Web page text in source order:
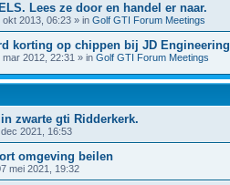
Lees ze door en handel er naar.
okt 2013, 06:23 » in Golf GTI Forum Meetings
korting op chippen bij JD Engineering
mar 2012, 22:31 » in Golf GTI Forum Meetings
zwarte gti Ridderkerk.
2021, 16:53
omgeving beilen
mei 2021, 19:32